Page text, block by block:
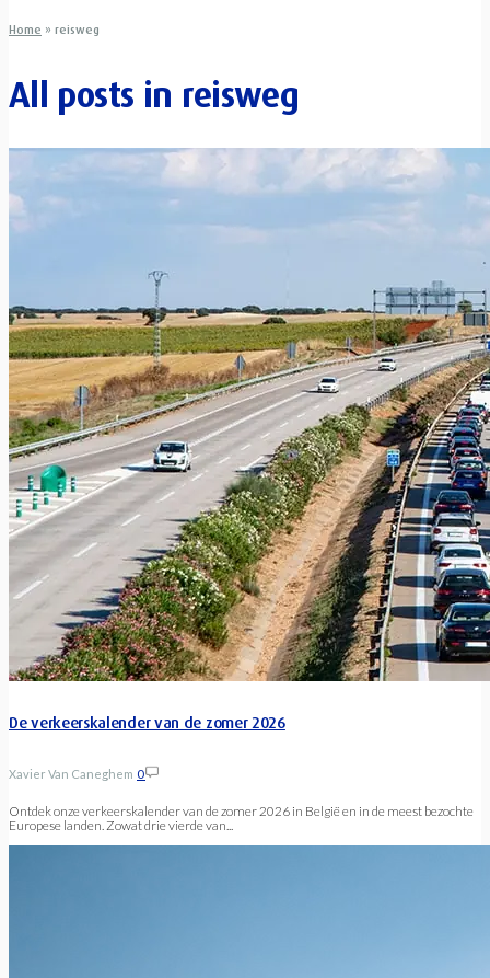
Home » reisweg
All posts in reisweg
De verkeerskalender van de zomer 2026
Xavier Van Caneghem 0
Ontdek onze verkeerskalender van de zomer 2026 in België en in de meest bezochte
Europese landen. Zowat drie vierde van...